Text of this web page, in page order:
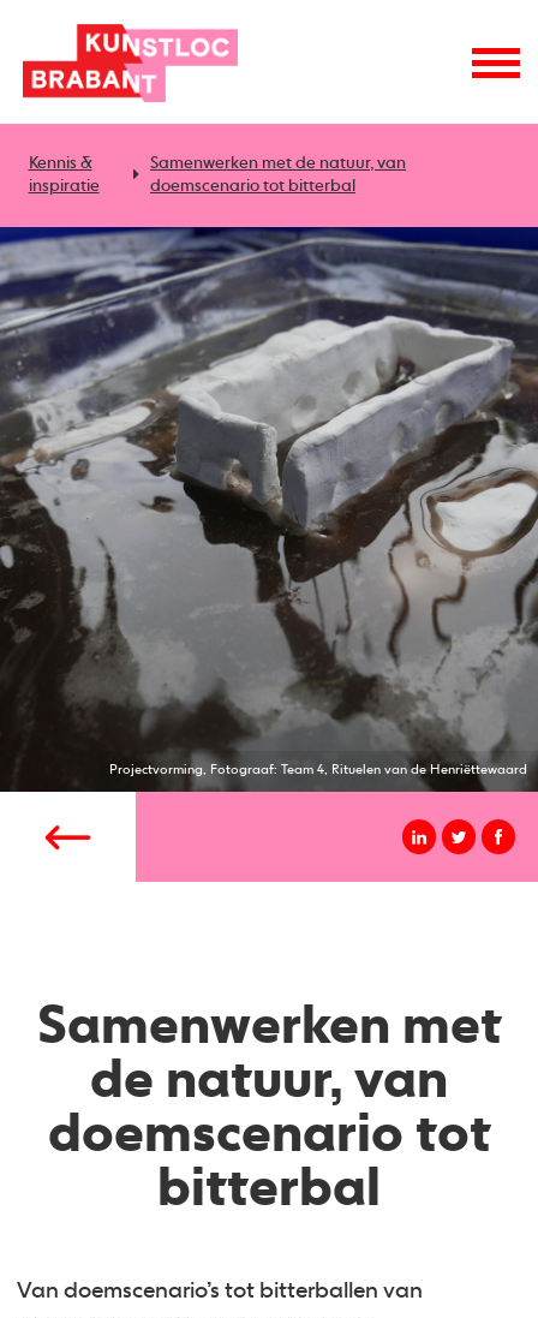
Kennis &
inspiratie
Samenwerken met de natuur, van
doemscenario tot bitterbal
Projectvorming, Fotograaf: Team 4, Rituelen van de Henriëttewaard
Samenwerken met
de natuur, van
doemscenario tot
bitterbal
Van doemscenario’s tot bitterballen van